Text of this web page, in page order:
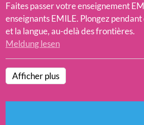
Faites passer votre enseignement
enseignants EMILE. Plongez
et la langue, au-delà des frontières.
Meldung lesen
Afficher plus